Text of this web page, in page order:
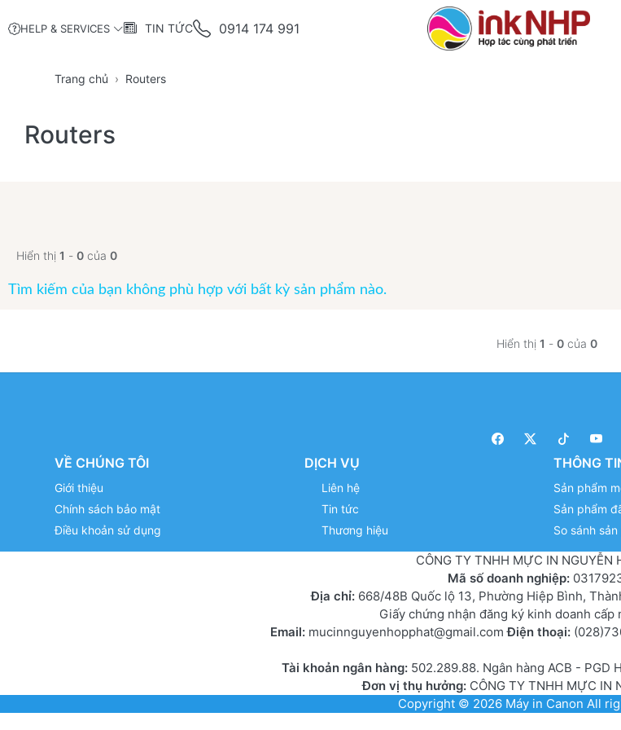
HELP & SERVICES TIN TỨC 0914 174 991
Trang chủ Routers
Routers
Hiển thị 1 - 0 của 0
Tìm kiếm của bạn không phù hợp với bất kỳ sản phẩm nào.
Hiển thị 1 - 0 của 0
VỀ CHÚNG TÔI
Giới thiệu
Chính sách bảo mật
Điều khoản sử dụng
DỊCH VỤ
Liên hệ
Tin tức
Thương hiệu
THÔNG
Sản phẩm
Sản phẩm
So sánh
CÔNG TY TNHH MỰC IN NGUYỄN
Mã số doanh nghiệp:
Địa chỉ:668/48B Quốc lộ 13, Phường Hiệp Bình,
Giấy chứng nhận đăng ký kinh doanh cấp
Email: mucinnguyenhopphat@gmail.comĐiện thoại:
Tài khoản ngân hàng: 502.289.88. Ngân hàng ACB - PGD
Đơn vị thụ hưởng:CÔNG TY TNHH MỰC IN
Copyright © 2026 Máy in Canon All